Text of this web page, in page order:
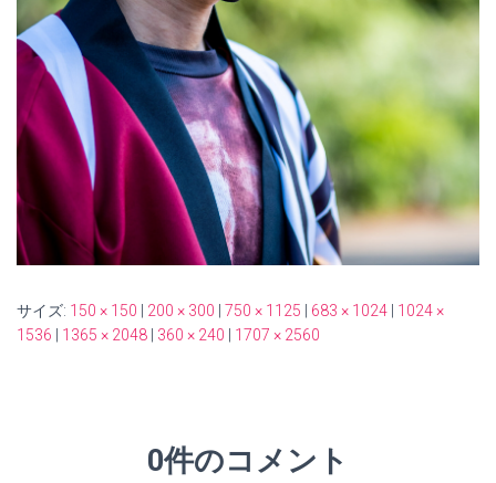
サイズ: 150 × 150 200 × 300 750 × 1125 683 × 1024
1024 ×
1536
1365 × 2048 360 × 240 1707 × 2560
0件のコメント